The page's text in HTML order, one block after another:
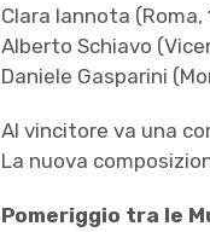
Clara Iannota (Roma,
Alberto Schiavo
Daniele Gasparini
Al vincitore va una
La nuova
Pomeriggio tra le